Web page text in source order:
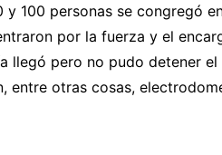
100 personas se congregó
por la fuerza y el
llegó pero no pudo detener
entre otras cosas,